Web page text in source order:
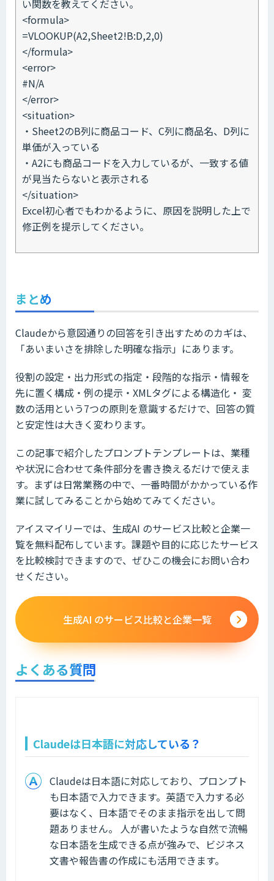
い関数を教えてください。
<formula>
=VLOOKUP(A2,Sheet2!B:D,2,0)
</formula>
<error>
#N/A
</error>
<situation>
・Sheet2のB列に商品コード、C列に商品名、D列に
単価が入っている
・A2にも商品コードを入力しているが、一致する値
が見当たらないと表示される
</situation>
Excel初心者でもわかるように、原因を説明した上で
修正例を提示してください。
まとめ
Claudeから意図通りの回答を引き出すためのカギは、
「あいまいさを排除した明確な指示」にあります。
役割の設定・出力形式の指定・段階的な指示・情報を
先に置く構成・例の提示・XMLタグによる構造化・ 変
数の活用という7つの原則を意識するだけで、回答の質
と安定性は大きく変わります。
この記事で紹介したプロンプトテンプレートは、業種
や状況に合わせて条件部分を書き換えるだけで使えま
す。まずは日常業務の中で、一番時間がかかっている作
業に試してみることから始めてみてください。
アイスマイリーでは、生成AI のサービス比較と企業一
覧を無料配布しています。課題や目的に応じたサービス
を比較検討できますので、ぜひこの機会にお問い合わ
せください。
生成AI のサービス比較と企業一覧
よくある質問
Claudeは日本語に対応している？
Claudeは日本語に対応しており、プロンプト
も日本語で入力できます。英語で入力する必
要はなく、日本語でそのまま指示を出して問
題ありません。 人が書いたような自然で流暢
な日本語を生成できる点が強みで、ビジネス
文書や報告書の作成にも活用できます。